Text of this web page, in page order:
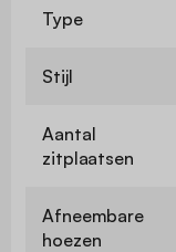
Type
Stijl
Aantal
zitplaatsen
Afneembare
hoezen